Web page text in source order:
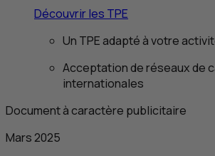
Découvrir les TPE
Un TPEadapté à votre
Acceptation de réseaux de
internationales
Document à caractère publicitaire
Mars 2025